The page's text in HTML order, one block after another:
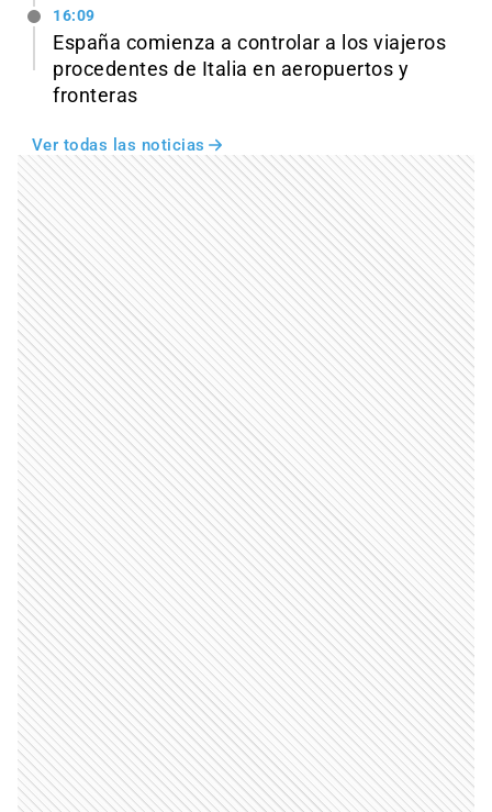
16:09
España comienza a controlar a los viajeros
procedentes de Italia en aeropuertos y
fronteras
Ver todas las noticias